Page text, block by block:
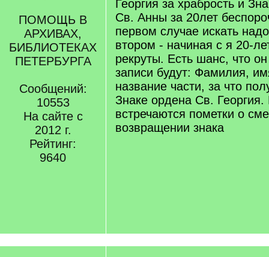
ПОМОЩЬ В
АРХИВАХ,
БИБЛИОТЕКАХ
ПЕТЕРБУРГА
Сообщений:
10553
На сайте с
2012 г.
Рейтинг:
9640
Георгия за храбрость и
Св. Анны за 20лет
первом случае искать
втором - начиная с я 20-
рекруты. Есть шанс, что
записи будут: Фамилия,
название части, за что
Знаке ордена Св. Георгия.
встречаются пометки о
возвращении знака